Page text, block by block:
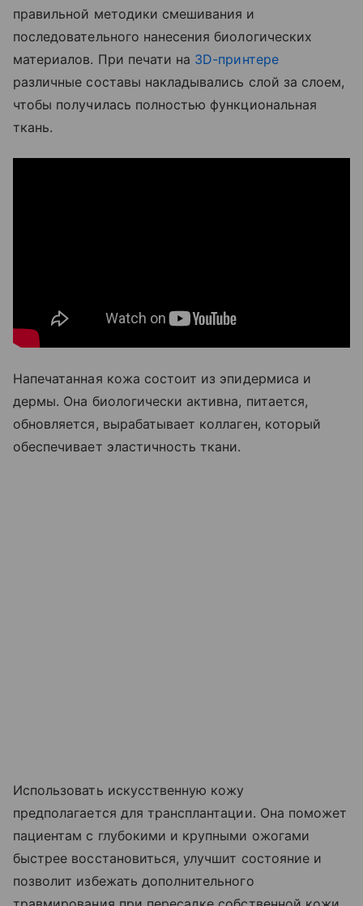
правильной методики смешивания и
последовательного нанесения биологических
материалов. При печати на 3D-принтере
различные составы накладывались слой за слоем,
чтобы получилась полностью функциональная
ткань.
Напечатанная кожа состоит из эпидермиса и
дермы. Она биологически активна, питается,
обновляется, вырабатывает коллаген, который
обеспечивает эластичность ткани.
Использовать искусственную кожу
предполагается для трансплантации. Она поможет
пациентам с глубокими и крупными ожогами
быстрее восстановиться, улучшит состояние и
позволит избежать дополнительного